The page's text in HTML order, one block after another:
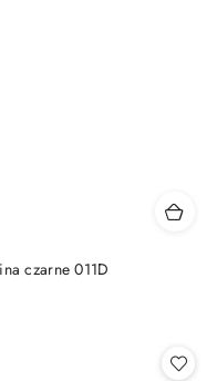
czarne 011D